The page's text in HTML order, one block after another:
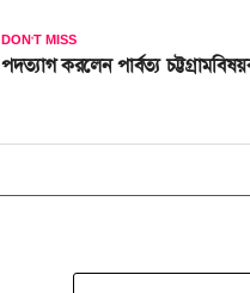
DON'T MISS
পদত্যাগ করলেন পার্বত্য